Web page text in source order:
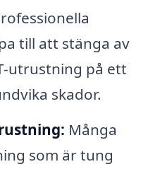
till att stänga av
utrustning på ett
skador.
Många
som är tung